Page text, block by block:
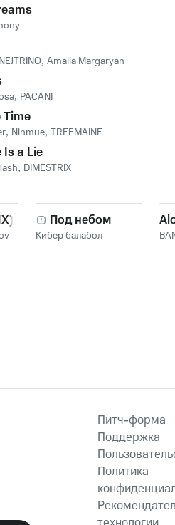
, Amalia Margaryan
, PACANI
Time
, Ninmue, TREEMAINE
Is a Lie
, DIMESTRIX
Под небом
Кибер балабол
Питч-форма
Поддержка
Политика